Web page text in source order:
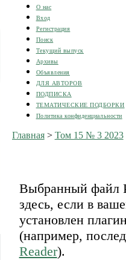
О нас
Вход
Регистрация
Поиск
Текущий выпуск
Архивы
Объявления
ДЛЯ АВТОРОВ
ПОДПИСКА
ТЕМАТИЧЕСКИЕ ПОДБОРКИ
Политика конфиденциальности
Главная> Том 15 № 3 2023
Выбранный файл
здесь, если в
установлен
(например,
Reader).